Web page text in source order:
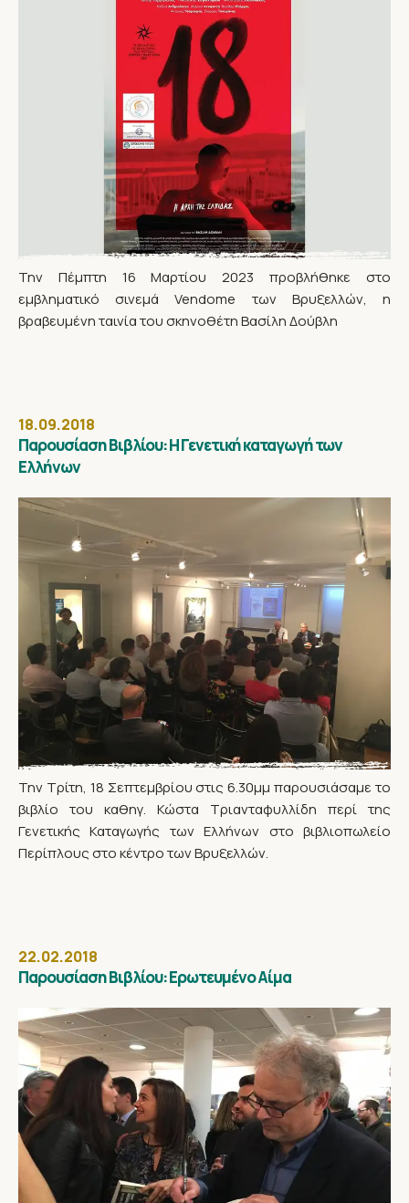
Την Πέμπτη 16 Μαρτίου 2023 προβλήθηκε στο
εμβληματικό σινεμά Vendome των Βρυξελλών, η
βραβευμένη ταινία του σκηνοθέτη Βασίλη Δούβλη
18.09.2018
Παρουσίαση Βιβλίου: Η Γενετική καταγωγή των
Ελλήνων
Την Τρίτη, 18 Σεπτεμβρίου στις 6.30μμ παρουσιάσαμε το
βιβλίο του καθηγ. Κώστα Τριανταφυλλίδη περί της
Γενετικής Καταγωγής των Ελλήνων στο βιβλιοπωλείο
Περίπλους στο κέντρο των Βρυξελλών.
22.02.2018
Παρουσίαση Βιβλίου: Ερωτευμένο Αίμα